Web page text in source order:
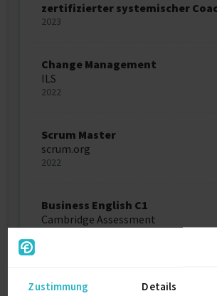
Zustimmung Details
zertifizierter systemischer
2023
Change Management
ILS
2022
Scrum Master
scrum.org
2022
Business English C1
Cambridge Assessment
2012